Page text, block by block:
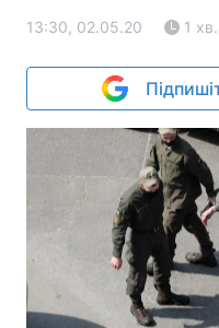
13:30, 02.05.20 1 хв.